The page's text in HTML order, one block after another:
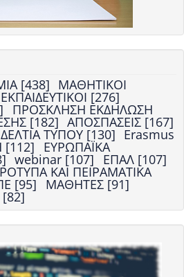
[438] ΜΑΘΗΤΙΚΟΙ
ΕΚΠΑΙΔΕΥΤΙΚΟΙ [276]
ΠΡΟΣΚΛΗΣΗ ΕΚΔΗΛΩΣΗ
[182] ΑΠΟΣΠΑΣΕΙΣ [167]
ΔΕΛΤΙΑ ΤΥΠΟΥ [130] Erasmus
ΕΥΡΩΠΑΪΚΑ
webinar [107] ΕΠΑΛ [107]
ΚΑΙ ΠΕΙΡΑΜΑΤΙΚΑ
[95] ΜΑΘΗΤΕΣ [91]